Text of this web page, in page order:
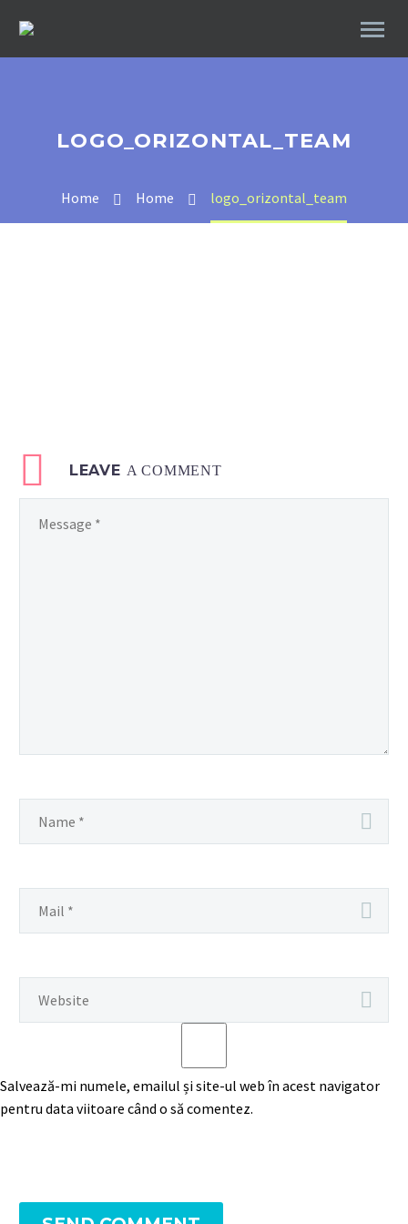
LOGO_ORIZONTAL_TEAM
Home Home logo_orizontal_team
LEAVE A COMMENT
Salvează-mi numele, emailul și site-ul web în acest navigator
pentru data viitoare când o să comentez.